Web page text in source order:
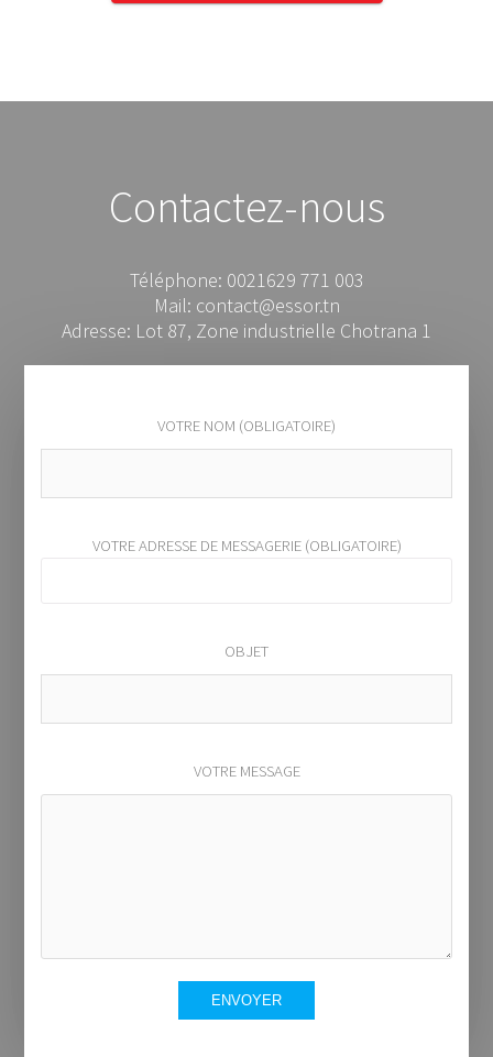
Contactez-nous
Téléphone: 0021629 771 003
Mail: contact@essor.tn
Adresse: Lot 87, Zone industrielle Chotrana 1
VOTRE NOM (OBLIGATOIRE)
VOTRE ADRESSE DE MESSAGERIE (OBLIGATOIRE)
OBJET
VOTRE MESSAGE